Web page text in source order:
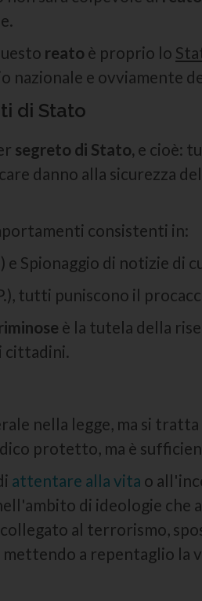
reato è proprio lo
nazionale e ovviamente
di Stato
segreto di Stato, e cioè:
danno alla sicurezza
consistenti in:
Spionaggio di notizie di
tutti puniscono il
è la tutela della
cittadini.
nella legge, ma si
protetto, ma è
attentare alla vita o
di ideologie che
al terrorismo,
mettendo a repentaglio